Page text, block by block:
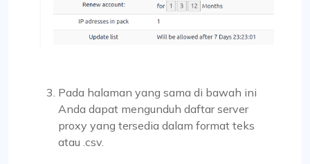
Pada halaman yang sama di bawah ini
Anda dapat mengunduh daftar server
proxy yang tersedia dalam format teks
atau .csv.